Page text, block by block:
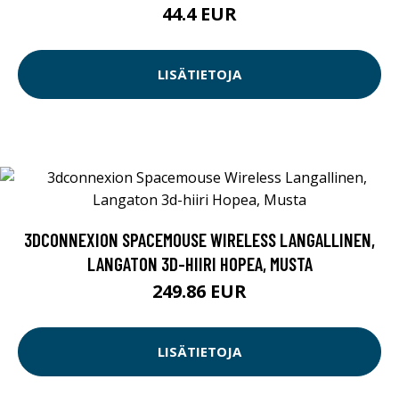
44.4 EUR
LISÄTIETOJA
3DCONNEXION SPACEMOUSE WIRELESS LANGALLINEN,
LANGATON 3D-HIIRI HOPEA, MUSTA
249.86 EUR
LISÄTIETOJA